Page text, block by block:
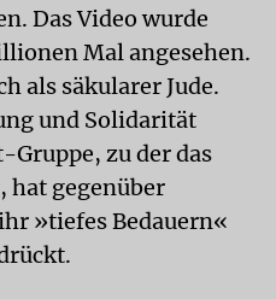
Das Video wurde
Mal angesehen.
als säkularer Jude.
und Solidarität
zu der das
hat gegenüber
»tiefes Bedauern«